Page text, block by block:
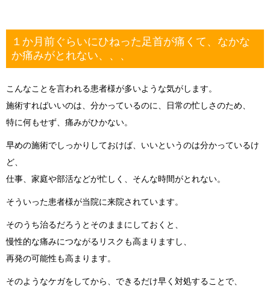
１か月前ぐらいにひねった足首が痛くて、なかな
か痛みがとれない、、、
こんなことを言われる患者様が多いような気がします。
施術すればいいのは、分かっているのに、日常の忙しさのため、
特に何もせず、痛みがひかない。
早めの施術でしっかりしておけば、いいというのは分かっているけ
ど、
仕事、家庭や部活などが忙しく、そんな時間がとれない。
そういった患者様が当院に来院されています。
そのうち治るだろうとそのままにしておくと、
慢性的な痛みにつながるリスクも高まりますし、
再発の可能性も高まります。
そのようなケガをしてから、できるだけ早く対処することで、